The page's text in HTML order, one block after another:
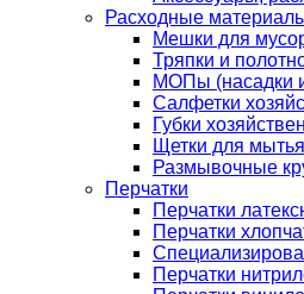
Расходные
Мешки для
Тряпки и
МОПы (насадки
Салфетки
Губки
Щетки для
Размывочные
Перчатки
Перчатки
Перчатки
Перчатки